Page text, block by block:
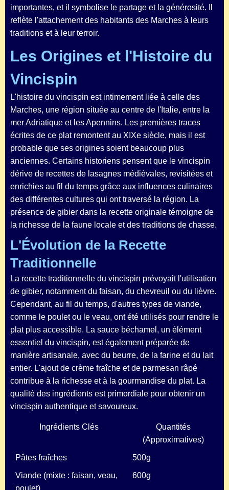
importantes, et il symbolise le partage et la générosité. Il
reflète l'attachement des habitants des Marches à leurs
traditions et à leur terroir.
Les Origines et l'Histoire du
Vincispin
L'histoire du vincispin est intimement liée à celle des
Marches, une région située au centre de l'Italie, entre la
mer Adriatique et les Apennins. Les premières traces
écrites de ce plat remontent au XIXe siècle, mais il est
probable que ses origines soient beaucoup plus
anciennes. Certains historiens pensent que le vincispin
dérive de recettes de lasagnes médiévales, revisitées et
enrichies au fil du temps grâce aux influences culinaires
des différentes cultures qui ont traversé la région. La
présence de gibier dans la recette originale témoigne de
la richesse de la faune locale et des traditions de chasse.
L'Évolution de la Recette
Traditionnelle
La recette traditionnelle du vincispin prévoyait l'utilisation
de gibier, notamment du faisan, du chevreuil ou du lièvre.
Cependant, au fil du temps, d'autres types de viande,
comme le poulet ou le veau, ont été utilisés pour rendre le
plat plus accessible. La sauce béchamel, un élément
essentiel du vincispin, est également préparée de
manière artisanale, avec du beurre, de la farine et du lait
entier. L'ajout de crème fraîche et de parmesan râpé
contribue à la richesse et à la gourmandise du plat. La
qualité des ingrédients est primordiale pour obtenir un
vincispin authentique et savoureux.
Ingrédients Clés
Quantités
(Approximatives)
Pâtes fraîches 500g
Viande (mixte : faisan, veau,
poulet)
600g